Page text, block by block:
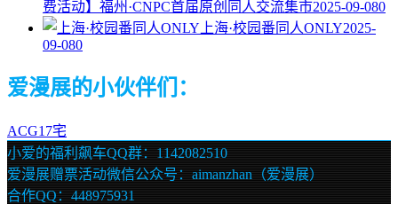
费活动】福州·CNPC首届原创同人交流集市2025-09-080
上海·校园番同人ONLY2025-
09-080
爱漫展的小伙伴们：
ACG17宅
小爱的福利飙车QQ群：1142082510
爱漫展赠票活动微信公众号：aimanzhan（爱漫展）
合作QQ：448975931